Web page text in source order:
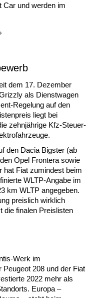
Car und werden im
dem 17. Dezember
als Dienstwagen
Regelung auf den
liegt bei
zehnjährige Kfz-Steuer-
den Dacia Bigster (ab
Opel Frontera sowie
hat Fiat zumindest beim
WLTP-Angabe im
km WLTP angegeben.
preislich wirklich
die finalen Preislisten
Werk im
208 und der Fiat
2022 mehr als
Europa –